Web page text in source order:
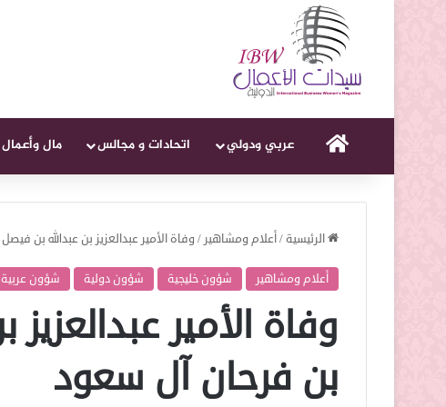
الرئيسيةعربي ودولي اتحادات و مجالس مال وأعمال
الرئيسية/أعلام ومشاهير / وفاة الأمير عبدالعزيز بن عبدالله بن
أعلام ومشاهير شؤون خليجية شؤون دولية شؤون عربية
وفاة الأمير
بن فرحان آل سعود